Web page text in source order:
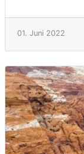
01. Juni 2022